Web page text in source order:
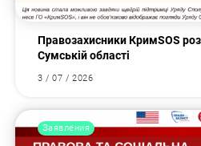
Правозахисники КримSOS
Сумській області
3 / 07 / 2026
Заявления